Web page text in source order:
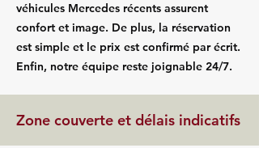
véhicules Mercedes récents assurent
confort et image. De plus, la réservation
est simple et le prix est confirmé par écrit.
Enfin, notre équipe reste joignable 24/7.
Zone couverte et délais indicatifs